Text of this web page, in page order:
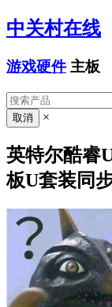
中关村在线
游戏硬件 主板
×
英特尔酷睿
板U套装同